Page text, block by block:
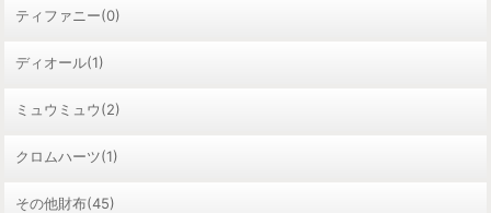
ティファニー(0)
ディオール(1)
ミュウミュウ(2)
クロムハーツ(1)
その他財布(45)